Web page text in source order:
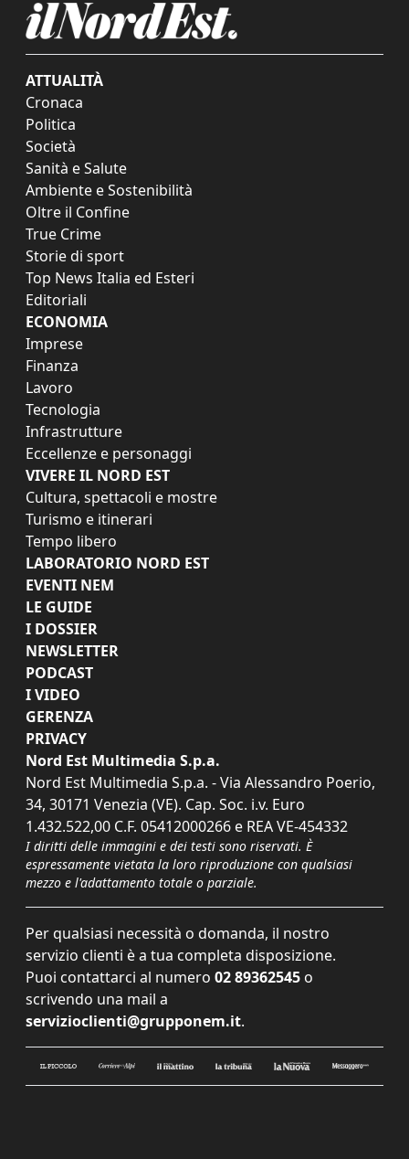
ATTUALITÀ
Cronaca
Politica
Società
Sanità e Salute
Ambiente e Sostenibilità
Oltre il Confine
True Crime
Storie di sport
Top News Italia ed Esteri
Editoriali
ECONOMIA
Imprese
Finanza
Lavoro
Tecnologia
Infrastrutture
Eccellenze e personaggi
VIVERE IL NORD EST
Cultura, spettacoli e mostre
Turismo e itinerari
Tempo libero
LABORATORIO NORD EST
EVENTI NEM
LE GUIDE
I DOSSIER
NEWSLETTER
PODCAST
I VIDEO
GERENZA
PRIVACY
Nord Est Multimedia S.p.a.
Nord Est Multimedia S.p.a. - Via Alessandro Poerio,
34, 30171 Venezia (VE). Cap. Soc. i.v. Euro
1.432.522,00 C.F. 05412000266 e REA VE-454332
I diritti delle immagini e dei testi sono riservati. È
espressamente vietata la loro riproduzione con qualsiasi
mezzo e l'adattamento totale o parziale.
Per qualsiasi necessità o domanda, il nostro
servizio clienti è a tua completa disposizione.
Puoi contattarci al numero 02 89362545 o
scrivendo una mail a
servizioclienti@grupponem.it.